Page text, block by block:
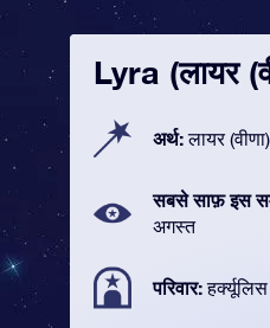
Lyra (लायर
अर्थ:लायर (वीणा)
सबसे साफ़ इस
अगस्त
परिवार:हर्क्यूलिस